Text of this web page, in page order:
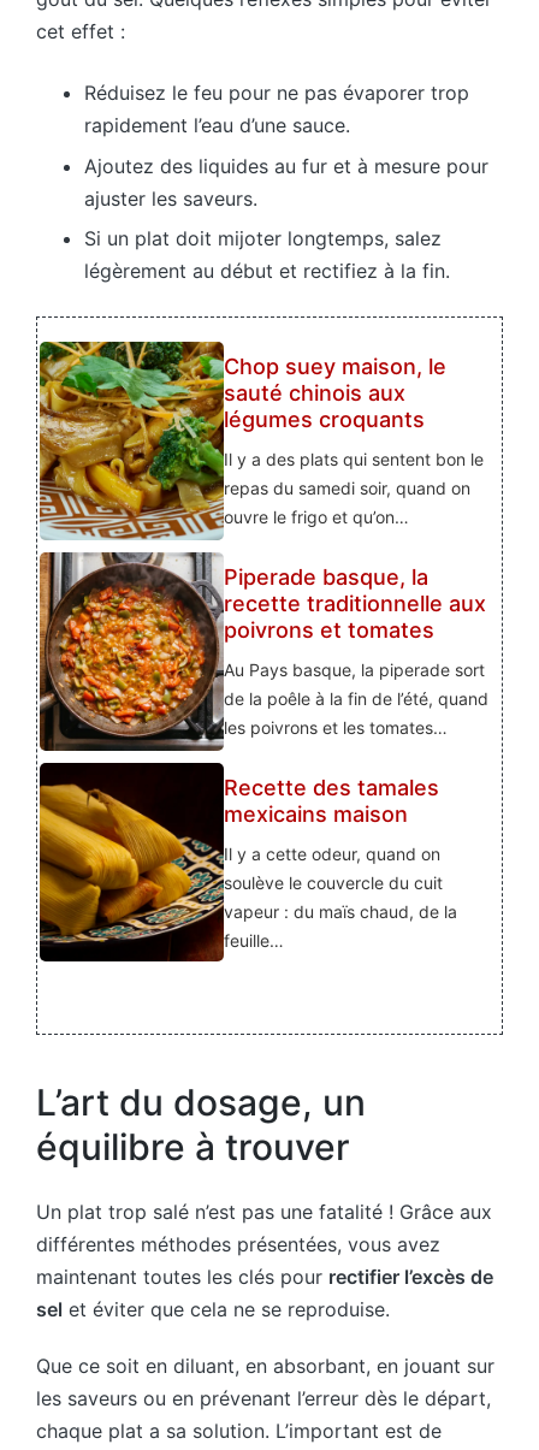
cet effet :
Réduisez le feu pour ne pas évaporer trop
rapidement l’eau d’une sauce.
Ajoutez des liquides au fur et à mesure pour
ajuster les saveurs.
Si un plat doit mijoter longtemps, salez
légèrement au début et rectifiez à la fin.
Chop suey maison, le
sauté chinois aux
légumes croquants
Il y a des plats qui sentent bon le
repas du samedi soir, quand on
ouvre le frigo et qu’on…
Piperade basque, la
recette traditionnelle aux
poivrons et tomates
Au Pays basque, la piperade sort
de la poêle à la fin de l’été, quand
les poivrons et les tomates…
Recette des tamales
mexicains maison
Il y a cette odeur, quand on
soulève le couvercle du cuit
vapeur : du maïs chaud, de la
feuille…
L’art du dosage, un
équilibre à trouver
Un plat trop salé n’est pas une fatalité ! Grâce aux
différentes méthodes présentées, vous avez
maintenant toutes les clés pour rectifier l’excès de
sel et éviter que cela ne se reproduise.
Que ce soit en diluant, en absorbant, en jouant sur
les saveurs ou en prévenant l’erreur dès le départ,
chaque plat a sa solution. L’important est de